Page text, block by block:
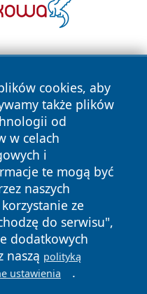
cookies, aby
także plików
od
w celach
i
te mogą być
naszych
ze
do serwisu",
dodatkowych
naszą polityką
ustawienia .
Wszystkie prawa
Polityka
Cookies